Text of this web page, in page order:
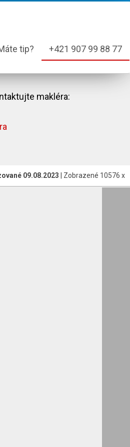
tip? +421 907 99 88 77
makléra:
09.08.2023 | Zobrazené 10576 x